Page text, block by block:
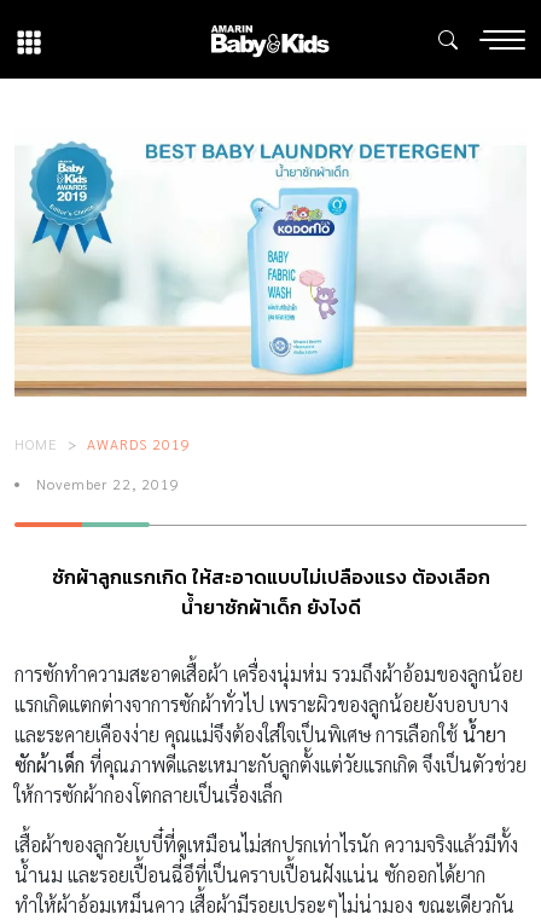
HOME AWARDS 2019
November 22, 2019
ซักผ้าลูกแรกเกิด ให้สะอาดแบบไม่เปลืองแรง ต้องเลือก
น้ำยาซักผ้าเด็ก ยังไงดี
การซักทำความสะอาดเสื้อผ้า เครื่องนุ่มห่ม รวมถึงผ้าอ้อมของลูกน้อย
แรกเกิดแตกต่างจาการซักผ้าทั่วไป เพราะผิวของลูกน้อยยังบอบบาง
และระคายเคืองง่าย คุณแม่จึงต้องใส่ใจเป็นพิเศษ การเลือกใช้น้ำยา
ซักผ้าเด็ก ที่คุณภาพดีและเหมาะกับลูกตั้งแต่วัยแรกเกิด จึงเป็นตัวช่วย
ให้การซักผ้ากองโตกลายเป็นเรื่องเล็ก
เสื้อผ้าของลูกวัยเบบี๋ที่ดูเหมือนไม่สกปรกเท่าไรนัก ความจริงแล้วมีทั้ง
น้ำนม และรอยเปื้อนฉี่อึที่เป็นคราบเปื้อนฝังแน่น ซักออกได้ยาก
ทำให้ผ้าอ้อมเหม็นคาว เสื้อผ้ามีรอยเปรอะๆไม่น่ามอง ขณะเดียวกัน